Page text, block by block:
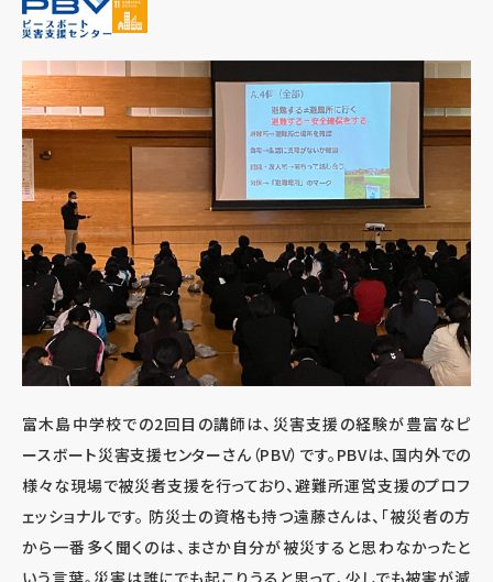
富木島中学校での2回目の講師は、災害支援の経験が豊富なピ
ースボート災害支援センターさん（PBV）です。PBVは、国内外での
様々な現場で被災者支援を行っており、避難所運営支援のプロフ
ェッショナルです。 防災士の資格も持つ遠藤さんは、「被災者の方
から一番多く聞くのは、まさか自分が被災すると思わなかったと
いう言葉。災害は誰にでも起こりうると思って、少しでも被害が減